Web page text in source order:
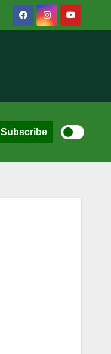
Subscribe